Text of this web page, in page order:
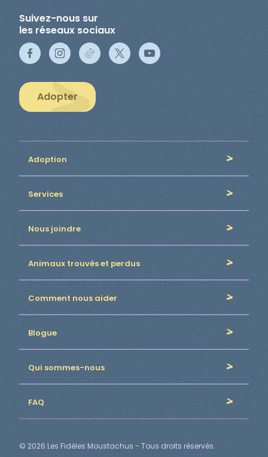
Suivez-nous sur
les réseaux sociaux
Adopter
Adoption
Services
Nous joindre
Animaux trouvés et perdus
Comment nous aider
Blogue
Qui sommes-nous
FAQ
© 2026 Les Fidèles Moustachus - Tous droits réservés.